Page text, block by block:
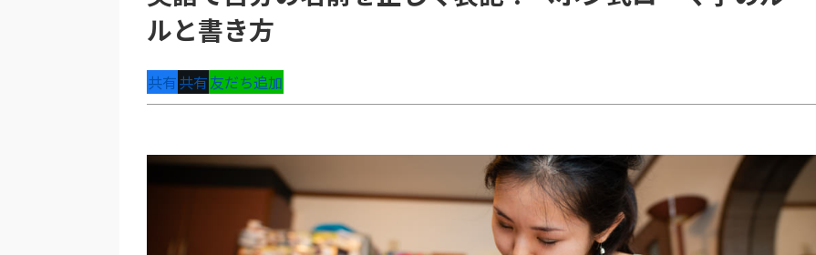
ルと書き方
共有共有友だち追加